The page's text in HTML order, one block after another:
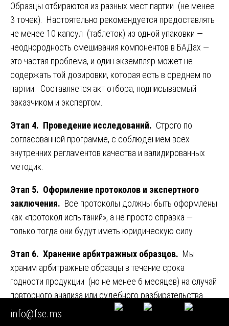
Образцы отбираются из разных мест партии (не менее
3 точек). Настоятельно рекомендуется предоставлять
не менее 10 капсул (таблеток) из одной упаковки —
неоднородность смешивания компонентов в БАДах —
это частая проблема, и один экземпляр может не
содержать той дозировки, которая есть в среднем по
партии. Составляется акт отбора, подписываемый
заказчиком и экспертом.
Этап 4. Проведение исследований. Строго по
согласованной программе, с соблюдением всех
внутренних регламентов качества и валидированных
методик.
Этап 5. Оформление протоколов и экспертного
заключения. Все протоколы должны быть оформлены
как «протокол испытаний», а не просто справка —
только тогда они будут иметь юридическую силу.
Этап 6. Хранение арбитражных образцов. Мы
храним арбитражные образцы в течение срока
годности продукции (но не менее 6 месяцев) на случай
повторного анализа или судебного разбирательства.
Глава 14. Роль экспертизы БАД в системе
info@fse.ms